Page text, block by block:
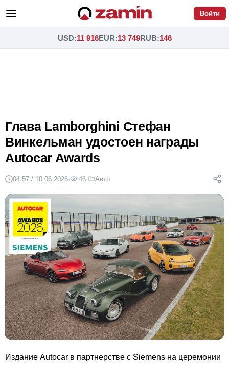
Войти
USD:11 916EUR:13 749RUB:146
Глава Lamborghini Стефан
Винкельман удостоен награды
Autocar Awards
04:57 / 10.06.2026· 46· Авто
Издание Autocar в партнерстве с Siemens на церемонии